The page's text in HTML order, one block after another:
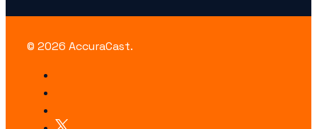
© 2026 AccuraCast.